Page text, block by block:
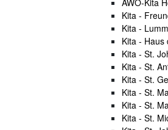
AWO-Kita
Kita -
Kita -
Kita -
Kita - St.
Kita - St.
Kita - St.
Kita - St.
Kita - St.
Kita - St.